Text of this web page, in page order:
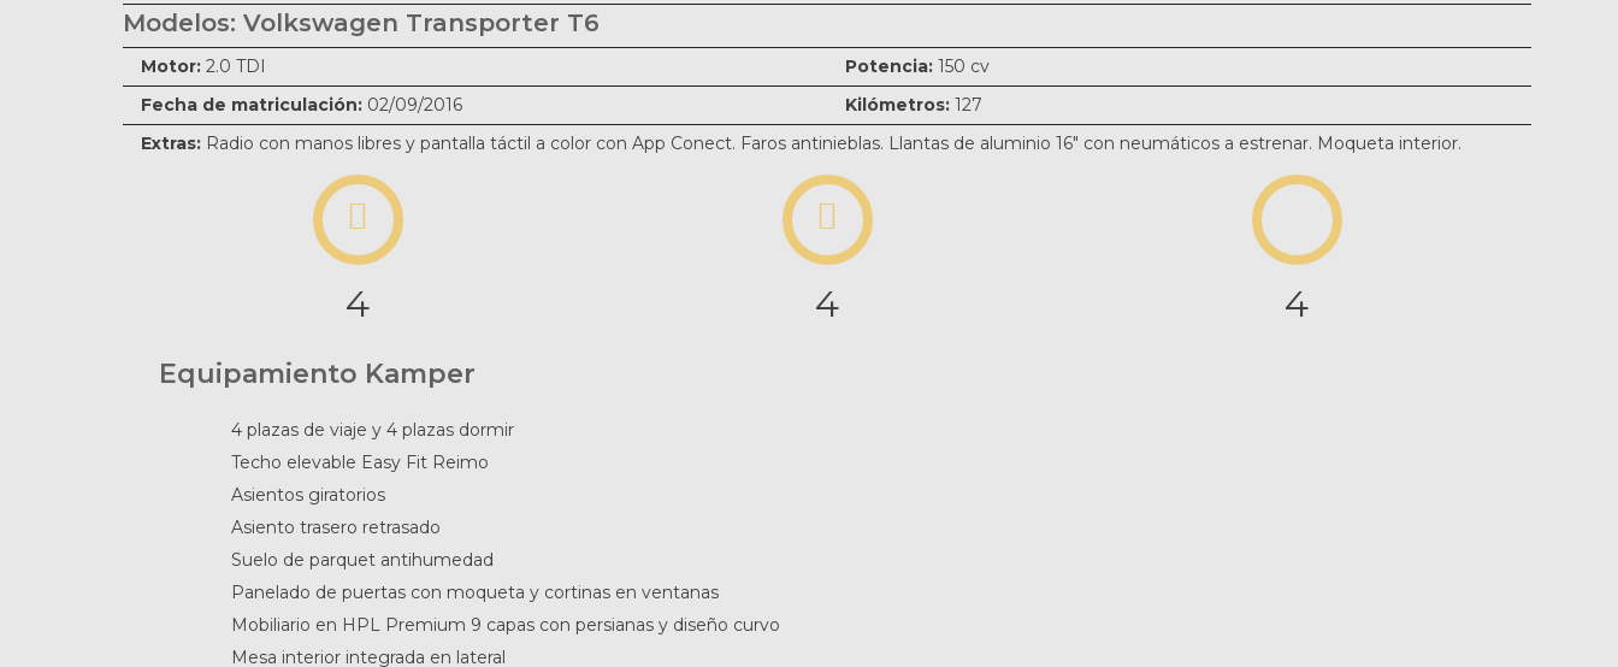
Modelos: Volkswagen Transporter T6
Motor: 2.0 TDI Potencia: 150 cv
Fecha de matriculación: 02/09/2016 Kilómetros: 127
Extras: Radio con manos libres y pantalla táctil a color con App Conect. Faros antinieblas. Llantas de aluminio 16" con neumáticos a estrenar. Moqueta interior.
4 4 4
Equipamiento Kamper
4 plazas de viaje y 4 plazas dormir
Techo elevable Easy Fit Reimo
Asientos giratorios
Asiento trasero retrasado
Suelo de parquet antihumedad
Panelado de puertas con moqueta y cortinas en ventanas
Mobiliario en HPL Premium 9 capas con persianas y diseño curvo
Mesa interior integrada en lateral